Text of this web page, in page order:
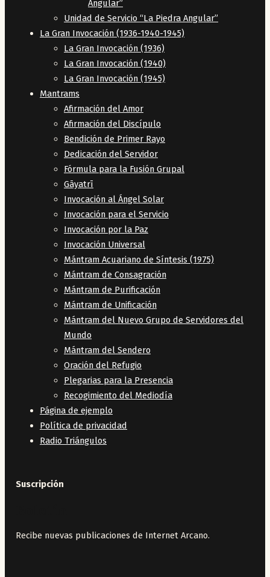
Angular”
Unidad de Servicio “La Piedra Angular”
La Gran Invocación (1936-1940-1945)
La Gran Invocación (1936)
La Gran Invocación (1940)
La Gran Invocación (1945)
Mantrams
Afirmación del Amor
Afirmación del Discípulo
Bendición de Primer Rayo
Dedicación del Servidor
Fórmula para la Fusión Grupal
Gāyatrī
Invocación al Ángel Solar
Invocación para el Servicio
Invocación por la Paz
Invocación Universal
Mántram Acuariano de Síntesis (1975)
Mántram de Consagración
Mántram de Purificación
Mántram de Unificación
Mántram del Nuevo Grupo de Servidores del
Mundo
Mántram del Sendero
Oración del Refugio
Plegarias para la Presencia
Recogimiento del Mediodía
Página de ejemplo
Política de privacidad
Radio Triángulos
Suscripción
Recibe nuevas publicaciones de Internet Arcano.